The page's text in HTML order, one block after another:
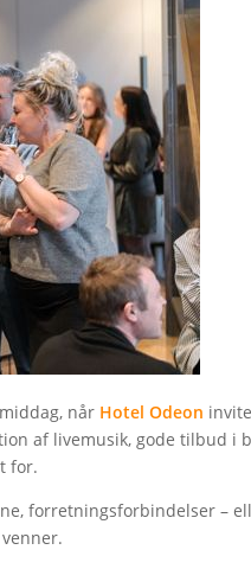
når Hotel Odeon
af livemusik, gode tilbud i
for.
forretningsforbindelser –